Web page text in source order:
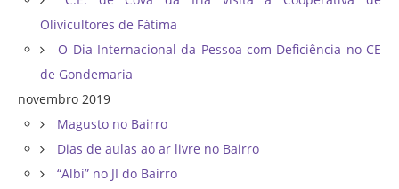
Olivicultores de Fátima
O Dia Internacional da Pessoa com Deficiência no CE
de Gondemaria
novembro 2019
Magusto no Bairro
Dias de aulas ao ar livre no Bairro
“Albi” no JI do Bairro